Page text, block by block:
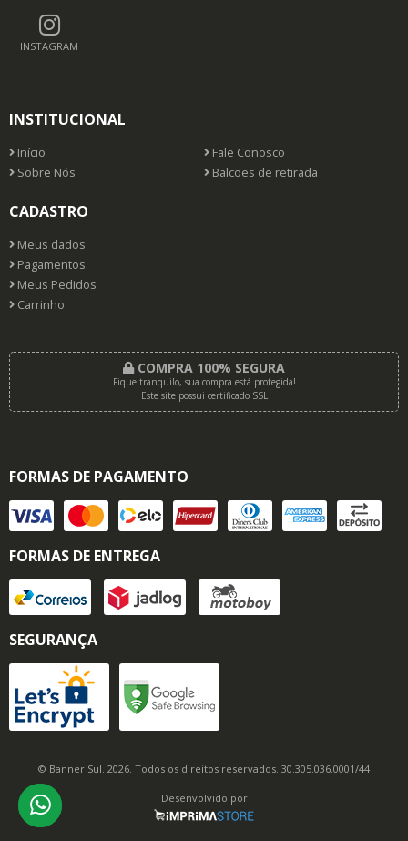
INSTAGRAM
INSTITUCIONAL
Início
Fale Conosco
Sobre Nós
Balcões de retirada
CADASTRO
Meus dados
Pagamentos
Meus Pedidos
Carrinho
COMPRA 100% SEGURA
Fique tranquilo, sua compra está protegida!
Este site possui certificado SSL
FORMAS DE PAGAMENTO
FORMAS DE ENTREGA
SEGURANÇA
© Banner Sul. 2026. Todos os direitos reservados. 30.305.036.0001/44
Desenvolvido por